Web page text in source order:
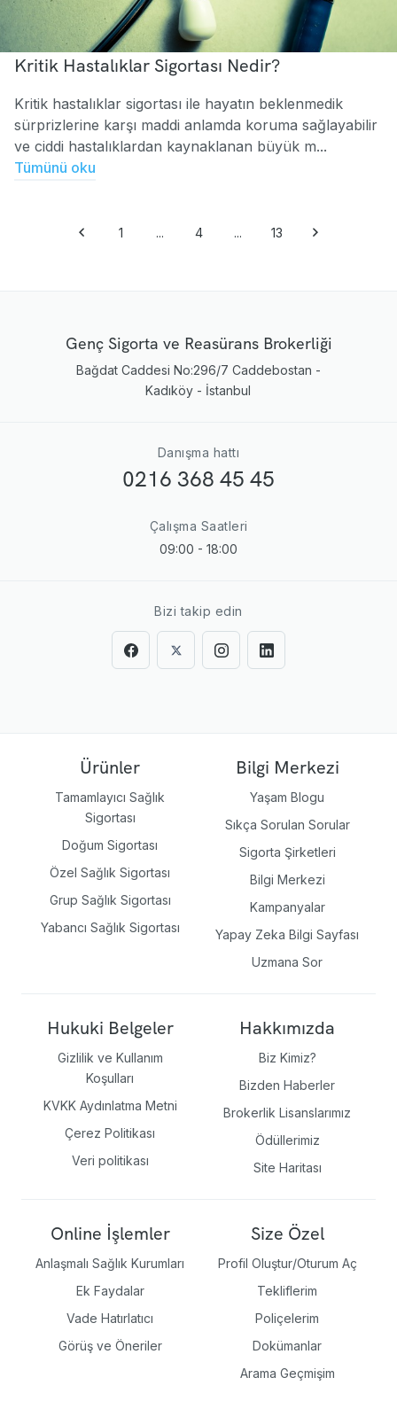
Kritik Hastalıklar Sigortası Nedir?
Kritik hastalıklar sigortası ile hayatın beklenmedik
sürprizlerine karşı maddi anlamda koruma sağlayabilir
ve ciddi hastalıklardan kaynaklanan büyük m...
Tümünü oku
1 ... 4 ... 13
Genç Sigorta ve Reasürans Brokerliği
Bağdat Caddesi No:296/7 Caddebostan -
Kadıköy - İstanbul
Danışma hattı
0216 368 45 45
Çalışma Saatleri
09:00 - 18:00
Bizi takip edin
Ürünler
Tamamlayıcı Sağlık
Sigortası
Doğum Sigortası
Özel Sağlık Sigortası
Grup Sağlık Sigortası
Yabancı Sağlık Sigortası
Bilgi Merkezi
Yaşam Blogu
Sıkça Sorulan Sorular
Sigorta Şirketleri
Bilgi Merkezi
Kampanyalar
Yapay Zeka Bilgi Sayfası
Uzmana Sor
Hukuki Belgeler
Gizlilik ve Kullanım
Koşulları
KVKK Aydınlatma Metni
Çerez Politikası
Veri politikası
Hakkımızda
Biz Kimiz?
Bizden Haberler
Brokerlik Lisanslarımız
Ödüllerimiz
Site Haritası
Online İşlemler
Anlaşmalı Sağlık Kurumları
Ek Faydalar
Vade Hatırlatıcı
Görüş ve Öneriler
Size Özel
Profil Oluştur/Oturum Aç
Tekliflerim
Poliçelerim
Dokümanlar
Arama Geçmişim